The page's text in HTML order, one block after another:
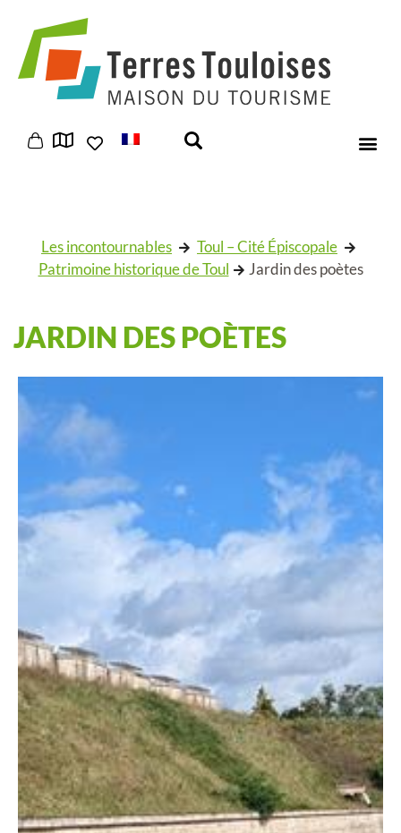
Les incontournables
Toul – Cité Épiscopale
Patrimoine historique de Toul
Jardin des poètes
JARDIN DES POÈTES